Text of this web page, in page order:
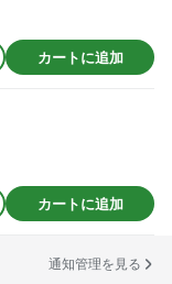
カートに追加
カートに追加
通知管理を見る